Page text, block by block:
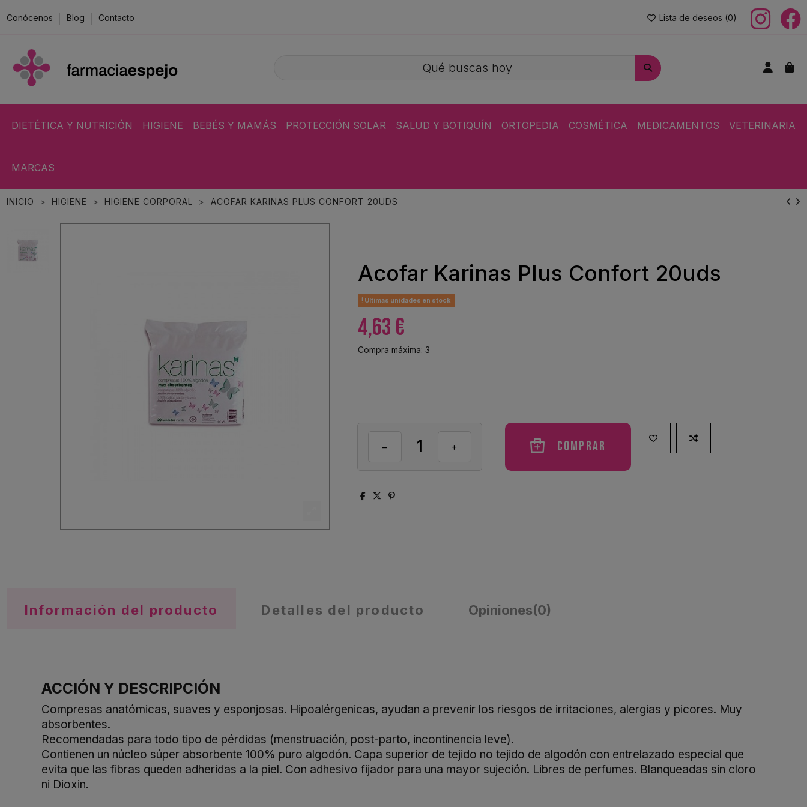
Conócenos Blog Contacto Lista de deseos (0)
DIETÉTICA Y NUTRICIÓN HIGIENE BEBÉS Y MAMÁS PROTECCIÓN SOLAR SALUD Y BOTIQUÍN ORTOPEDIA COSMÉTICA MEDICAMENTOS VETERINARIA
MARCAS
INICIO HIGIENE HIGIENE CORPORAL ACOFAR KARINAS PLUS CONFORT 20UDS
Acofar Karinas Plus Confort 20uds
Últimas unidades en stock
4,63 €
Compra máxima: 3
Comprar
Información del producto Detalles del producto Opiniones(0)
ACCIÓN Y DESCRIPCIÓN
Compresas anatómicas, suaves y esponjosas. Hipoalérgenicas, ayudan a prevenir los riesgos de irritaciones, alergias y picores. Muy
absorbentes.
Recomendadas para todo tipo de pérdidas (menstruación, post-parto, incontinencia leve).
Contienen un núcleo súper absorbente 100% puro algodón. Capa superior de tejido no tejido de algodón con entrelazado especial que
evita que las fibras queden adheridas a la piel. Con adhesivo fijador para una mayor sujeción. Libres de perfumes. Blanqueadas sin cloro
ni Dioxin.